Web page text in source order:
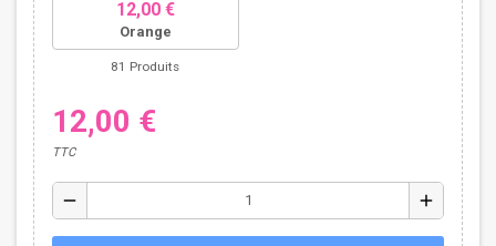
12,00 €
Orange
81 Produits
12,00 €
TTC
remove add